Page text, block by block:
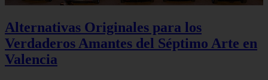
Alternativas Originales para los
Verdaderos Amantes del Séptimo Arte en
Valencia